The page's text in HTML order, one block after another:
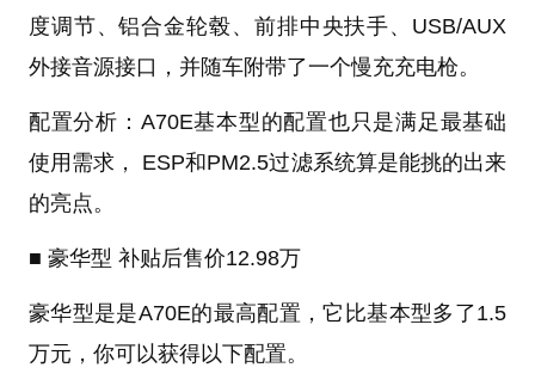
度调节、铝合金轮毂、前排中央扶手、USB/AUX
外接音源接口，并随车附带了一个慢充充电枪。
配置分析：A70E基本型的配置也只是满足最基础
使用需求， ESP和PM2.5过滤系统算是能挑的出来
的亮点。
■ 豪华型 补贴后售价12.98万
豪华型是是A70E的最高配置，它比基本型多了1.5
万元，你可以获得以下配置。